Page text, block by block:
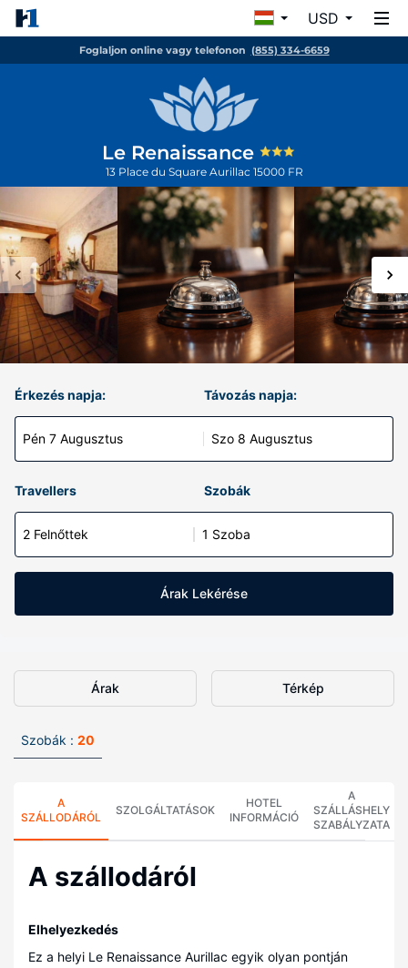
USD
Foglaljon online vagy telefonon (855) 334-6659
Le Renaissance
13 Place du Square Aurillac 15000 FR
Érkezés napja:
Pén 7 Augusztus
Távozás napja:
Szo 8 Augusztus
Travellers Szobák
2 Felnőttek 1 Szoba
Árak Lekérése
Árak Térkép
Szobák : 20
A
SZÁLLODÁRÓL
SZOLGÁLTATÁSOK
HOTEL
INFORMÁCIÓ
A
SZÁLLÁSHELY
SZABÁLYZATA
A szállodáról
Elhelyezkedés
Ez a helyi Le Renaissance Aurillac egyik olyan pontján